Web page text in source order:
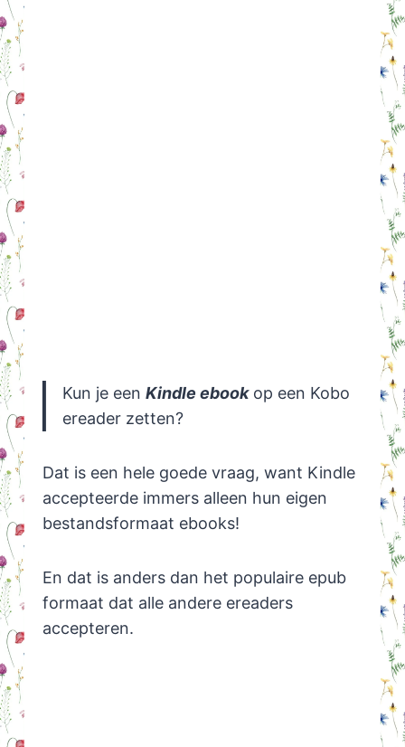
Kun je een Kindle ebookop een Kobo
ereader zetten?
Dat is een hele goede vraag, want Kindle
accepteerde immers alleen hun eigen
bestandsformaat ebooks!
En dat is anders dan het populaire epub
formaat dat alle andere ereaders
accepteren.